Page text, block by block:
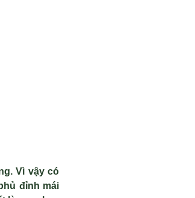
Vì vậy có
đỉnh mái